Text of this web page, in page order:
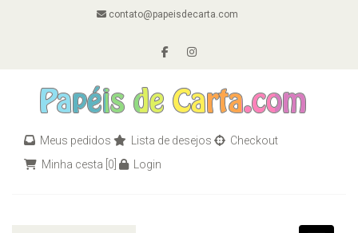
contato@papeisdecarta.com
Meus pedidos Lista de desejos
Checkout
Minha cesta [0] Login